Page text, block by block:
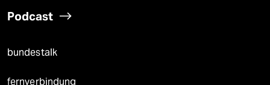
Podcast
bundestalk
fernverbindung